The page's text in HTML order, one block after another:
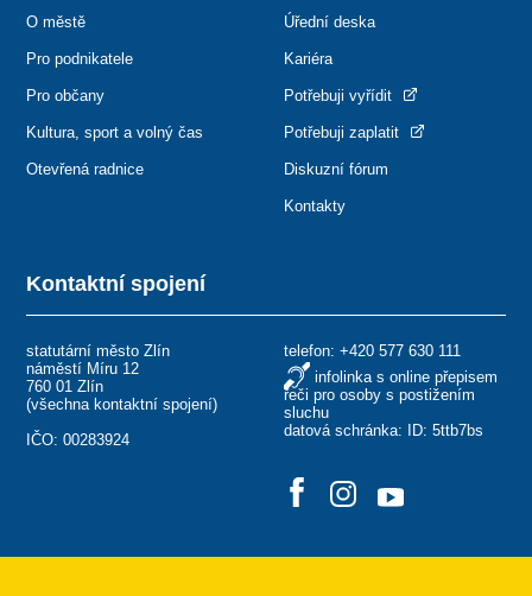
Kontaktní spojení
statutární město Zlín
náměstí Míru 12
760 01 Zlín
(všechna kontaktní spojení)
IČO: 00283924
telefon: +420 577 630 111
infolinka s online přepisem
řeči pro osoby s postižením
sluchu
datová schránka: ID: 5ttb7bs
O městě
Pro podnikatele
Pro občany
Kultura, sport a volný čas
Otevřená radnice
Úřední deska
Kariéra
Potřebuji vyřídit
Potřebuji zaplatit
Diskuzní fórum
Kontakty